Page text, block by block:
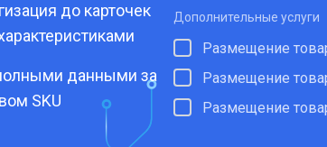
до карточек
данными за
SKU
Дополнительные услуги
Размещение
Размещение
Размещение